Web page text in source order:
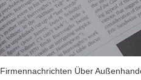
Firmennachrichten Über